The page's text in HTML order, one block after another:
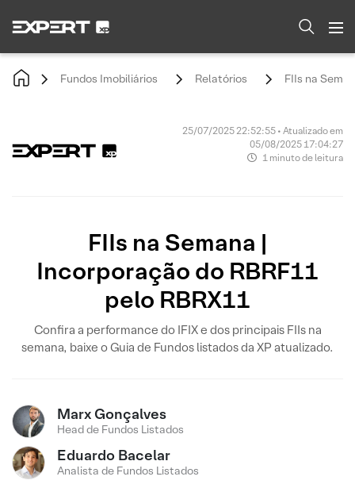
Fundos Imobiliários Relatórios FIIs na
25/07/2025 22:52:55 • Atualizado em
05/08/2025 17:04:27
1 minuto de leitura
FIIs na Semana |
Incorporação do RBRF11
pelo RBRX11
Confira a performance do IFIX e dos principais FIIs na
semana, baixe o Guia de Fundos listados da XP atualizado.
Marx Gonçalves
Head de Fundos Listados
Eduardo Bacelar
Analista de Fundos Listados